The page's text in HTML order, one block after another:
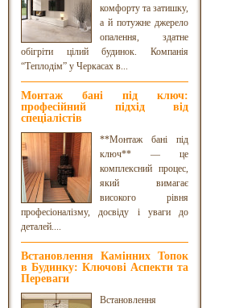
комфорту та затишку,
а й потужне джерело
опалення, здатне
обігріти цілий будинок. Компанія
“Теплодім” у Черкасах в...
Монтаж бані під ключ:
професійний підхід від
спеціалістів
**Монтаж бані під
ключ** — це
комплексний процес,
який вимагає
високого рівня
професіоналізму, досвіду і уваги до
деталей....
Встановлення Камінних Топок
в Будинку: Ключові Аспекти та
Переваги
Встановлення